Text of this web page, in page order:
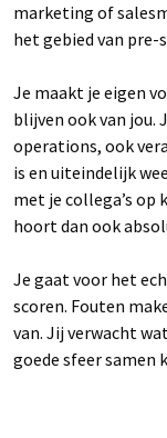
marketing of
het gebied van pre-
Je maakt je eigen
blijven ook van jou.
operations, ook
is en uiteindelijk
met je collega’s op
hoort dan ook
Je gaat voor het
scoren. Fouten
van. Jij verwacht
goede sfeer samen